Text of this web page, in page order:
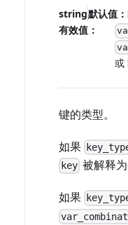
string默认值：
有效值：
或
键的类型。
如果
key 被解释
如果